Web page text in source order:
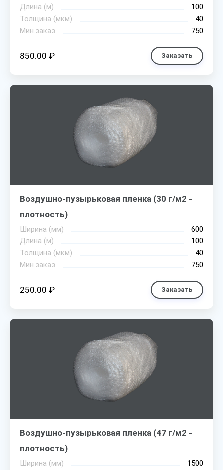
Длина (м)
100
Толщина (мкм)
40
Мин.заказ
750
850.00 ₽ Заказать
Воздушно-пузырьковая пленка (30 г/м2 -
плотность)
Ширина (мм)
600
Длина (м)
100
Толщина (мкм)
40
Мин.заказ
750
250.00 ₽ Заказать
Воздушно-пузырьковая пленка (47 г/м2 -
плотность)
Ширина (мм)
1500